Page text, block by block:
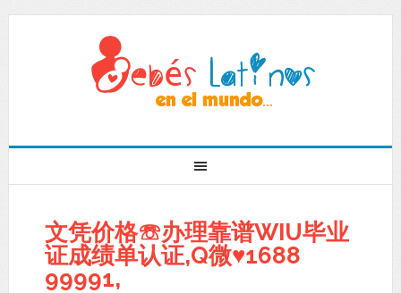
文凭价格☏办理靠谱WIU毕业
证成绩单认证,Q微♥1688
99991,